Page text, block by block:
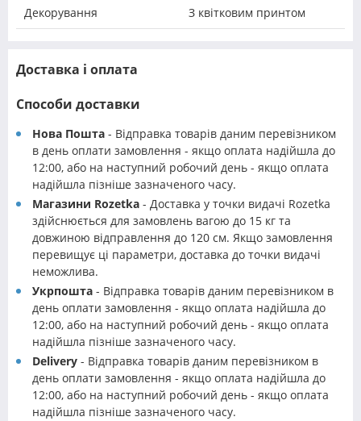
Декорування З квітковим принтом
Доставка і оплата
Способи доставки
Нова Пошта - Відправка товарів даним перевізником
в день оплати замовлення - якщо оплата надійшла до
12:00, або на наступний робочий день - якщо оплата
надійшла пізніше зазначеного часу.
Магазини Rozetka - Доставка у точки видачі Rozetka
здійснюється для замовлень вагою до 15 кг та
довжиною відправлення до 120 см. Якщо замовлення
перевищує ці параметри, доставка до точки видачі
неможлива.
Укрпошта - Відправка товарів даним перевізником в
день оплати замовлення - якщо оплата надійшла до
12:00, або на наступний робочий день - якщо оплата
надійшла пізніше зазначеного часу.
Delivery - Відправка товарів даним перевізником в
день оплати замовлення - якщо оплата надійшла до
12:00, або на наступний робочий день - якщо оплата
надійшла пізніше зазначеного часу.